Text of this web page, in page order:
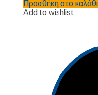
Προσθήκη στο καλάθι
Add to wishlist